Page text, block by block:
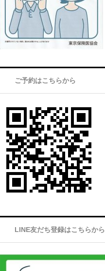
ご予約はこちらから
LINE友だち登録はこちらから